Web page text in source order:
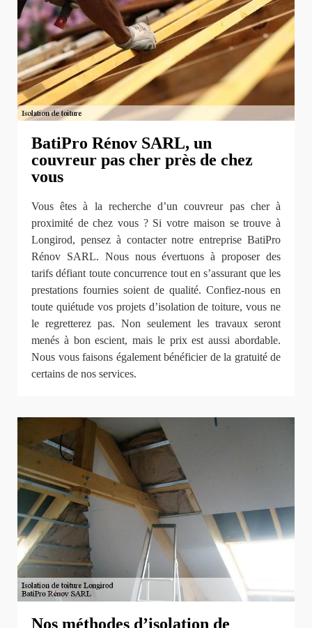
BatiPro Rénov SARL, un
couvreur pas cher près de chez
vous
Vous êtes à la recherche d’un couvreur pas cher à
proximité de chez vous ? Si votre maison se trouve à
Longirod, pensez à contacter notre entreprise BatiPro
Rénov SARL. Nous nous évertuons à proposer des
tarifs défiant toute concurrence tout en s’assurant que les
prestations fournies soient de qualité. Confiez-nous en
toute quiétude vos projets d’isolation de toiture, vous ne
le regretterez pas. Non seulement les travaux seront
menés à bon escient, mais le prix est aussi abordable.
Nous vous faisons également bénéficier de la gratuité de
certains de nos services.
Nos méthodes d’isolation de